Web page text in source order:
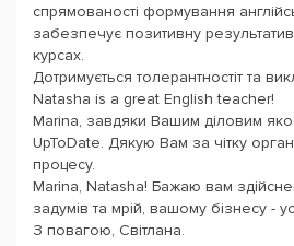
спрямованості формування
забезпечує позитивну
курсах.
Дотримується толерантностіт та
Natasha is a great English teacher!
Marina, завдяки Вашим діловим
UpToDate. Дякую Вам за чітку
процесу.
Marina, Natasha! Бажаю вам
задумів та мрій, вашому бізнесу -
З повагою, Світлана.